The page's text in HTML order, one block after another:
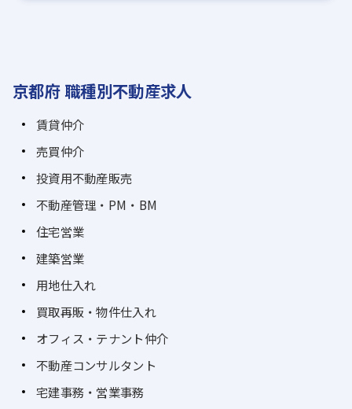
京都府 職種別不動産求人
賃貸仲介
売買仲介
投資用不動産販売
不動産管理・PM・BM
住宅営業
建築営業
用地仕入れ
買取再販・物件仕入れ
オフィス・テナント仲介
不動産コンサルタント
宅建事務・営業事務